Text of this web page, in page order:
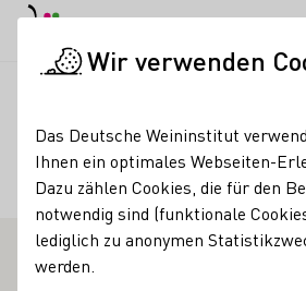
Teamwerk
Wir verwenden
Das Deutsche Weininstitut
Ihnen ein optimales Webseiten-
Dazu zählen Cookies, die für den
notwendig sind (funktionale
lediglich zu anonymen
werden.